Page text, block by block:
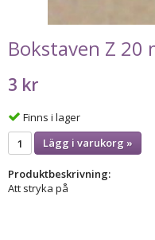
Bokstaven Z 20
3 kr
Finns i lager
Lägg i varukorg »
Produktbeskrivning:
Att stryka på